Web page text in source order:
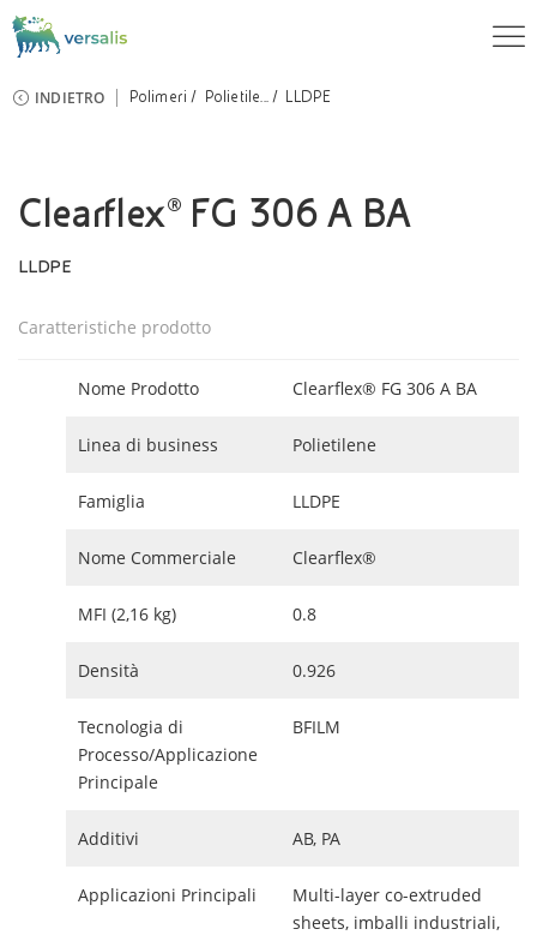
INDIETRO Polimeri Polietile... LLDPE
Clearflex® FG 306 A BA
LLDPE
Caratteristiche prodotto
Nome Prodotto Clearflex® FG 306 A BA
Linea di business Polietilene
Famiglia LLDPE
Nome Commerciale Clearflex®
MFI (2,16 kg) 0.8
Densità 0.926
Tecnologia di
Processo/Applicazione
Principale
BFILM
Additivi AB, PA
Applicazioni Principali
Multi-layer co-extruded
sheets, imballi industriali,